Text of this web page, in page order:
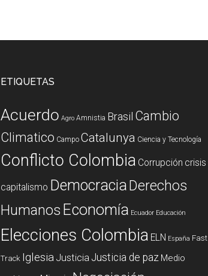
ETIQUETAS
Acuerdo Agro Amnistia Brasil Cambio
Climatico Campo Catalunya Ciencia y Tecnología
Conflicto Colombia Corrupción crisis
capitalismo DemocraciaDerechos
Humanos Economía Ecuador Educación
Elecciones Colombia ELN España Fast
Track Iglesia Justicia Justicia de paz Medio